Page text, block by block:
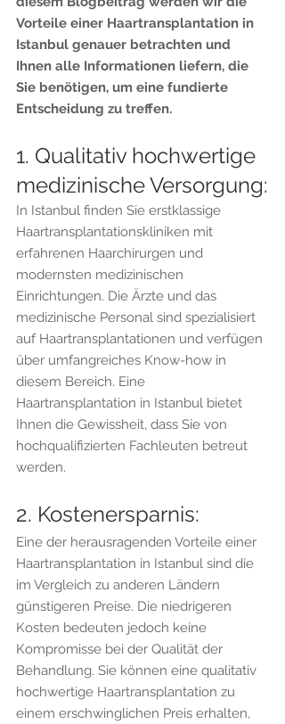
Vorteile einer Haartransplantation in
Istanbul genauer betrachten und
Ihnen alle Informationen liefern, die
Sie benötigen, um eine fundierte
Entscheidung zu treffen.
1. Qualitativ hochwertige
medizinische Versorgung:
In Istanbul finden Sie erstklassige
Haartransplantationskliniken mit
erfahrenen Haarchirurgen und
modernsten medizinischen
Einrichtungen. Die Ärzte und das
medizinische Personal sind spezialisiert
auf Haartransplantationen und verfügen
über umfangreiches Know-how in
diesem Bereich. Eine
Haartransplantation in Istanbul bietet
Ihnen die Gewissheit, dass Sie von
hochqualifizierten Fachleuten betreut
werden.
2. Kostenersparnis:
Eine der herausragenden Vorteile einer
Haartransplantation in Istanbul sind die
im Vergleich zu anderen Ländern
günstigeren Preise. Die niedrigeren
Kosten bedeuten jedoch keine
Kompromisse bei der Qualität der
Behandlung. Sie können eine qualitativ
hochwertige Haartransplantation zu
einem erschwinglichen Preis erhalten,